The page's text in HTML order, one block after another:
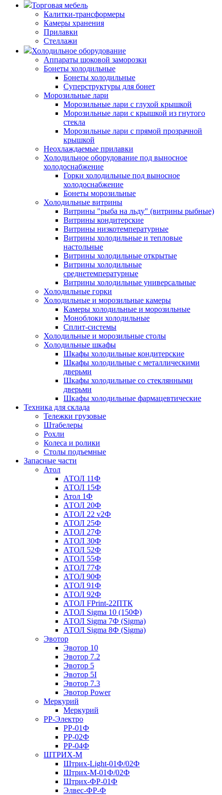
Торговая мебель
Калитки-трансформеры
Камеры хранения
Прилавки
Стеллажи
Холодильное оборудование
Аппараты шоковой заморозки
Бонеты холодильные
Бонеты холодильные
Суперструктуры для бонет
Морозильные лари
Морозильные лари с глухой крышкой
Морозильные лари с крышкой из гнутого
стекла
Морозильные лари с прямой прозрачной
крышкой
Неохлаждаемые прилавки
Холодильное оборудование под выносное
холодоснабжение
Горки холодильные под выносное
холодоснабжение
Бонеты морозильные
Холодильные витрины
Витрины "рыба на льду" (витрины рыбные)
Витрины кондитерские
Витрины низкотемпературные
Витрины холодильные и тепловые
настольные
Витрины холодильные открытые
Витрины холодильные
среднетемпературные
Витрины холодильные универсальные
Холодильные горки
Холодильные и морозильные камеры
Камеры холодильные и морозильные
Моноблоки холодильные
Сплит-системы
Холодильные и морозильные столы
Холодильные шкафы
Шкафы холодильные кондитерские
Шкафы холодильные с металлическими
дверьми
Шкафы холодильные со стеклянными
дверьми
Шкафы холодильные фармацевтические
Техника для склада
Тележки грузовые
Штабелеры
Рохли
Колеса и ролики
Столы подъемные
Запасные части
Атол
АТОЛ 11Ф
АТОЛ 15Ф
Атол 1Ф
АТОЛ 20Ф
АТОЛ 22 v2Ф
АТОЛ 25Ф
АТОЛ 27Ф
АТОЛ 30Ф
АТОЛ 52Ф
АТОЛ 55Ф
АТОЛ 77Ф
АТОЛ 90Ф
АТОЛ 91Ф
АТОЛ 92Ф
АТОЛ FPrint-22ПТК
АТОЛ Sigma 10 (150Ф)
АТОЛ Sigma 7Ф (Sigma)
АТОЛ Sigma 8Ф (Sigma)
Эвотор
Эвотор 10
Эвотор 7.2
Эвотор 5
Эвотор 5I
Эвотор 7.3
Эвотор Power
Меркурий
Меркурий
РР-Электро
РР-01Ф
РР-02Ф
РР-04Ф
ШТРИХ-М
Штрих-Light-01Ф/02Ф
Штрих-М-01Ф/02Ф
Штрих-ФР-01Ф
Элвес-ФР-Ф